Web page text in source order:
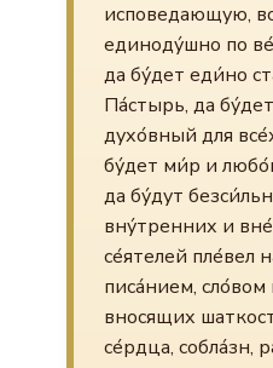
исповедающую,
единоду́шно по
да бу́дет еди́но
Па́стырь, да
духо́вный для
бу́дет ми́р и
да бу́дут
вну́тренних и
се́ятелей пле́вел
писа́нием,
вносящих
се́рдца, собла́зн,